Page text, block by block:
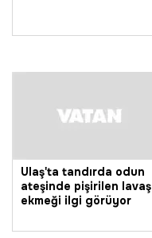
Ulaş'ta tandırda odun
ateşinde pişirilen lavaş
ekmeği ilgi görüyor